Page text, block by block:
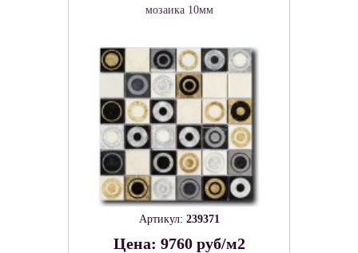
мозаика 10мм
Артикул: 239371
Цена: 9760 руб/м2